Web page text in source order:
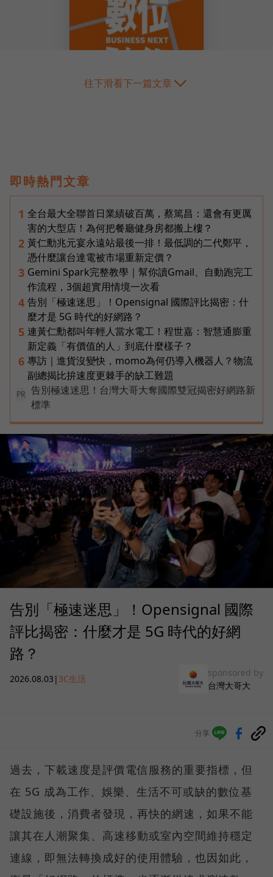
往下滑看下一篇文章
即時熱門文章
1 全台最大全聯首日業績破百萬，蔡篤昌：還會有更厲
害的大型店！為何把餐廳健身房都搬上樓？
2 黃仁勳兆元宴永遠站最後一排！最低調的二代鄭平，
憑什麼讓台達電被市場重新定價？
3 Gemini Spark完整教學｜幫你讀Gmail、自動跑完工
作流程，3個超實用情境一次看
4 告別「極速迷思」！Opensignal 國際評比揭密：什
麼才是 5G 時代的好網路？
5 連黃仁勳都叫年輕人當水電工！程世嘉：智慧通膨重
新定義「有價值的人」到底什麼樣子？
6 專訪｜進貨沒變快，momo為何仍導入機器人？物流
副總揭比拚速度更棘手的缺工難題
PR
告別極速迷思！台灣大哥大奪國際雙冠揭密好網路新
標準
告別「極速迷思」！Opensignal 國際
評比揭密：什麼才是 5G 時代的好網
路？
2026.08.03 | 3C生活
sponsored by
台灣大哥大
分享
過去，下載速度是評價電信服務的重要指標，但
在 5G 成為工作、娛樂、生活不可或缺的數位基
礎設施後，消費者發現，再快的網速，如果不能
讓其在人潮聚集、高速移動或室內空間維持穩定
連線，即無法轉換成好的使用體驗，也因如此，